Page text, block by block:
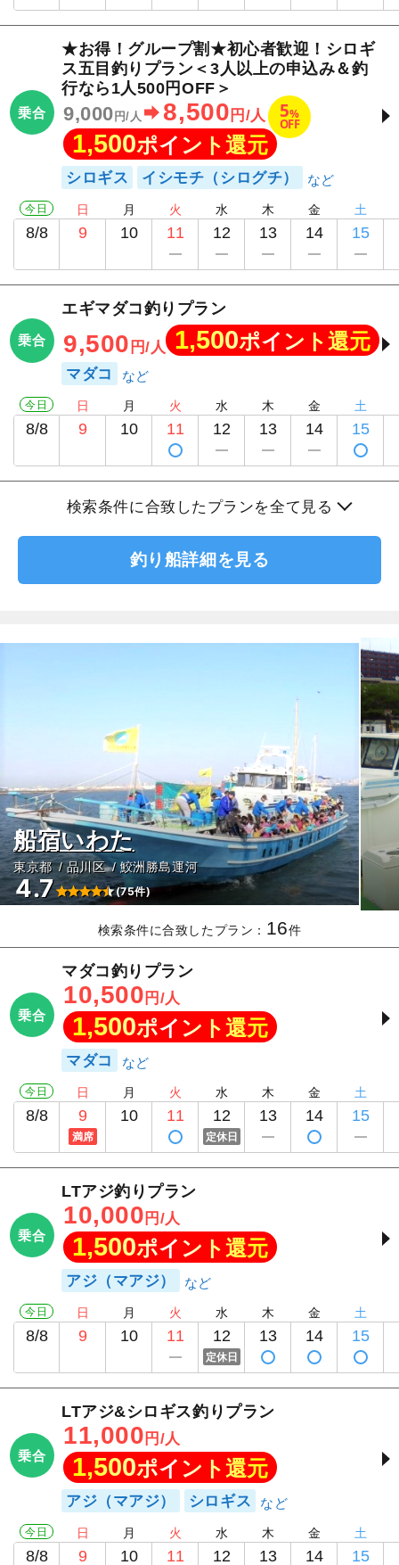
乗合
★お得！グループ割★初心者歓迎！シロギ
ス五目釣りプラン＜3人以上の申込み＆釣
行なら1人500円OFF＞
9,000円/人 8,500 円/人 5%
OFF
1,500ポイント還元
シロギス イシモチ（シログチ）
今日
8/8
日
9
月
10
火
11
水
12
木
13
金
14
土
15
乗合
エギマダコ釣りプラン
9,500 円/人 1,500ポイント還元
マダコ
今日
8/8
日
9
月
10
火
11
水
12
木
13
金
14
土
15
検索条件に合致したプランを全て見る
釣り船詳細を見る
船宿いわた
東京都 品川区 鮫洲勝島運河
4.7 (75件)
検索条件に合致したプラン： 16件
乗合
マダコ釣りプラン
10,500 円/人
1,500ポイント還元
マダコ
今日
8/8
日
9
満席
月
10
火
11
水
12
定休日
木
13
金
14
土
15
乗合
LTアジ釣りプラン
10,000 円/人
1,500ポイント還元
アジ（マアジ）
今日
8/8
日
9
月
10
火
11
水
12
定休日
木
13
金
14
土
15
乗合
LTアジ&シロギス釣りプラン
11,000 円/人
1,500ポイント還元
アジ（マアジ） シロギス
今日
8/8
日
9
月
10
火
11
水
12
木
13
金
14
土
15